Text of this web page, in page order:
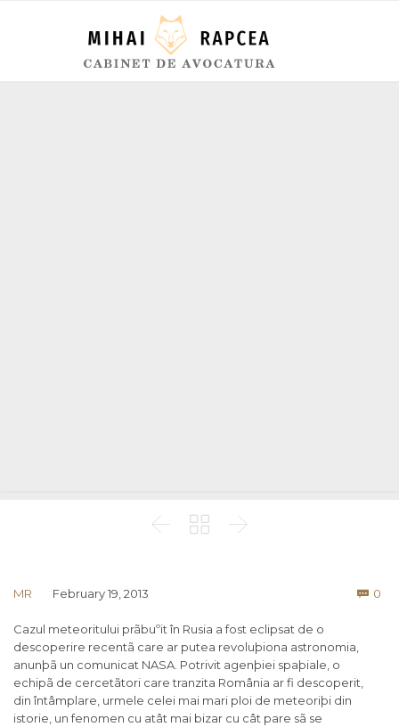
  
MR February 19, 2013  0
Cazul meteoritului prãbuºit în Rusia a fost eclipsat de o
descoperire recentã care ar putea revoluþiona astronomia,
anunþã un comunicat NASA. Potrivit agenþiei spaþiale, o
echipã de cercetãtori care tranzita România ar fi descoperit,
din întâmplare, urmele celei mai mari ploi de meteoriþi din
istorie, un fenomen cu atât mai bizar cu cât pare sã se